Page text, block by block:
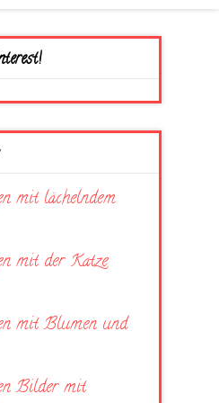
mit lächelndem
mit der Katze
mit Blumen und
Bilder mit